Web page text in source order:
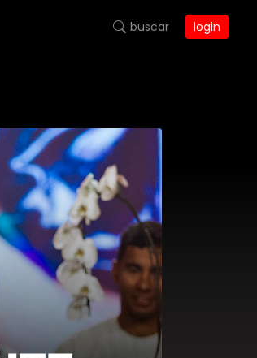
buscar login